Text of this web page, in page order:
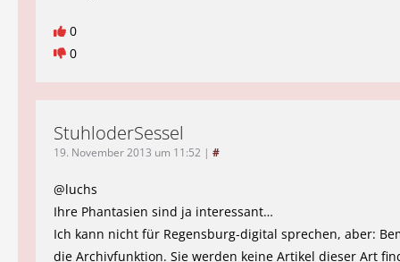
0
0
StuhloderSessel
19. November 2013 um 11:52 | #
@luchs
Ihre Phantasien sind ja interessant…
Ich kann nicht für Regensburg-digital sprechen, aber:
die Archivfunktion. Sie werden keine Artikel dieser Art